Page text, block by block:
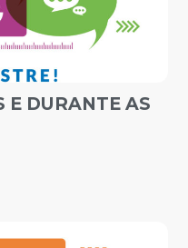
E DURANTE AS